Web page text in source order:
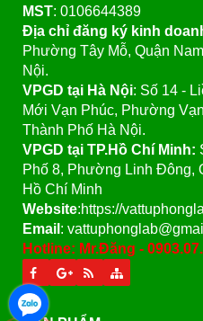
MST: 0106644389
Địa chỉ đăng ký kinh
Phường Tây Mỗ, Quận
Nội.
VPGD tại Hà Nội: Số 14 -
Mới Vạn Phúc, Phường
Thành Phố Hà Nội.
VPGD tại TP.Hồ Chí Minh:
Phố 8, Phường Linh Đông,
Hồ Chí Minh
Website:https://
Email :
Hotline: Mr.Đăng -